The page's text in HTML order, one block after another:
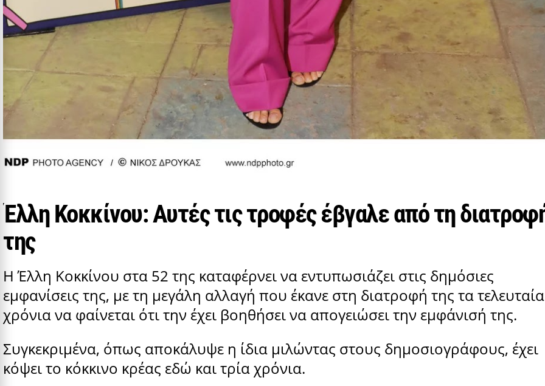
Έλλη Κοκκίνου: Αυτές τις τροφές έβγαλε από τη
της
Η Έλλη Κοκκίνου στα 52 της καταφέρνει να εντυπωσιάζει στις δημόσιες
εμφανίσεις της, με τη μεγάλη αλλαγή που έκανε στη διατροφή της τα τελευταία
χρόνια να φαίνεται ότι την έχει βοηθήσει να απογειώσει την εμφάνισή της.
Συγκεκριμένα, όπως αποκάλυψε η ίδια μιλώντας στους δημοσιογράφους, έχει
κόψει το κόκκινο κρέας εδώ και τρία χρόνια.